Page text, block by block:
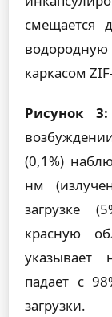
смещается
каркасом
Рисунок 3:
(0,1%)
нм
загрузке
красную
указывает
падает с
загрузки.